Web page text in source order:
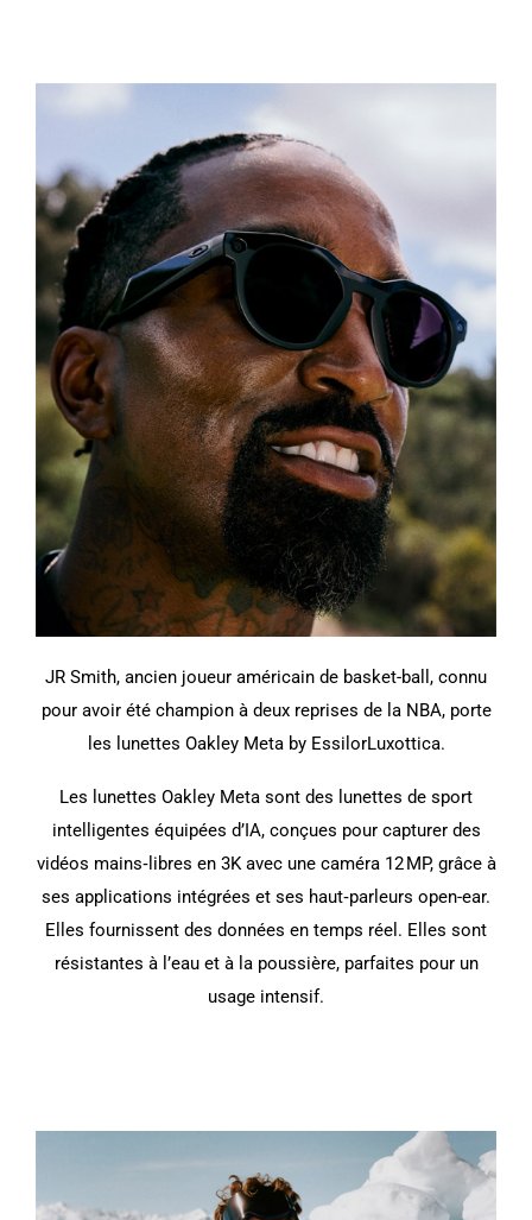
JR Smith, ancien joueur américain de basket-ball, connu
pour avoir été champion à deux reprises de la NBA, porte
les lunettes Oakley Meta by EssilorLuxottica.
Les lunettes Oakley Meta sont des lunettes de sport
intelligentes équipées d’IA, conçues pour capturer des
vidéos mains‑libres en 3K avec une caméra 12 MP, grâce à
ses applications intégrées et ses haut‑parleurs open-ear.
Elles fournissent des données en temps réel. Elles sont
résistantes à l’eau et à la poussière, parfaites pour un
usage intensif.